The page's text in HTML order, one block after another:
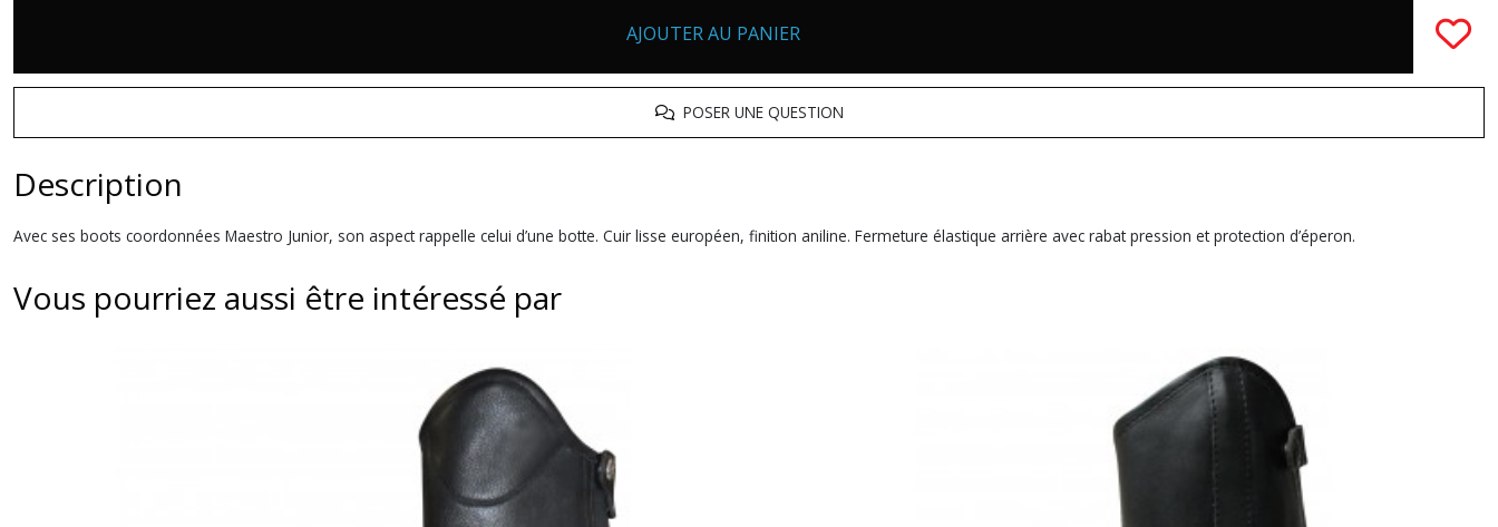
AJOUTER AU PANIER
POSER UNE QUESTION
Description
Avec ses boots coordonnées Maestro Junior, son aspect rappelle celui d’une botte. Cuir lisse européen, finition aniline. Fermeture élastique arrière avec rabat pression et protection d’éperon.
Vous pourriez aussi être intéressé par